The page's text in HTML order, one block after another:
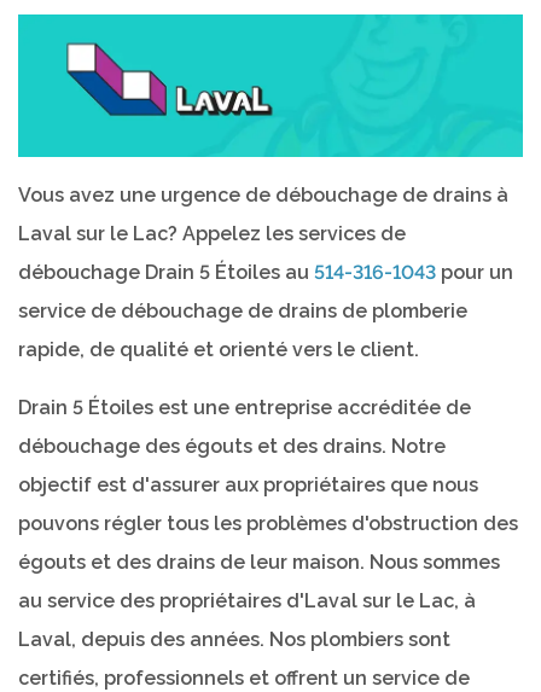
Vous avez une urgence de débouchage de drains à
Laval sur le Lac? Appelez les services de
débouchage Drain 5 Étoiles au 514-316-1043 pour un
service de débouchage de drains de plomberie
rapide, de qualité et orienté vers le client.
Drain 5 Étoiles est une entreprise accréditée de
débouchage des égouts et des drains. Notre
objectif est d'assurer aux propriétaires que nous
pouvons régler tous les problèmes d'obstruction des
égouts et des drains de leur maison. Nous sommes
au service des propriétaires d'Laval sur le Lac, à
Laval, depuis des années. Nos plombiers sont
certifiés, professionnels et offrent un service de